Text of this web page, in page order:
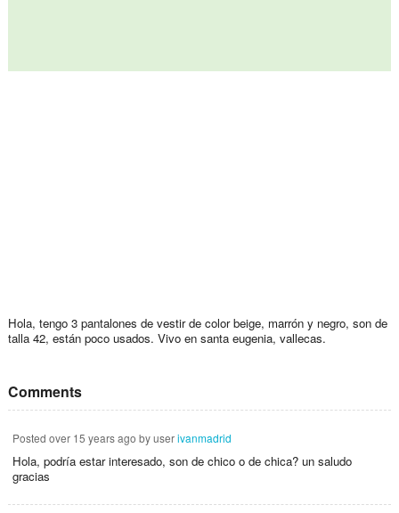
Hola, tengo 3 pantalones de vestir de color beige, marrón y negro, son de
talla 42, están poco usados. Vivo en santa eugenia, vallecas.
Comments
Posted over 15 years ago by userivanmadrid
Hola, podría estar interesado, son de chico o de chica? un saludo
gracias